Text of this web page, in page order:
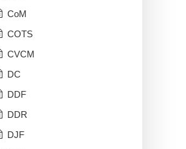
CoM
COTS
CVCM
DC
DDF
DDR
DJF